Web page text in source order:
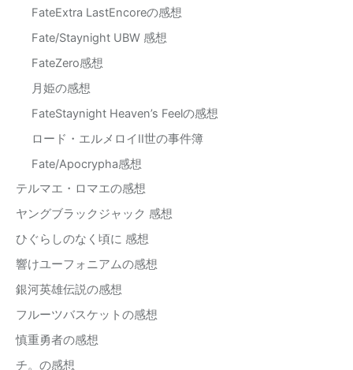
FateExtra LastEncoreの感想
Fate/Staynight UBW 感想
FateZero感想
月姫の感想
FateStaynight Heaven’s Feelの感想
ロード・エルメロイII世の事件簿
Fate/Apocrypha感想
テルマエ・ロマエの感想
ヤングブラックジャック 感想
ひぐらしのなく頃に 感想
響けユーフォニアムの感想
銀河英雄伝説の感想
フルーツバスケットの感想
慎重勇者の感想
チ。の感想